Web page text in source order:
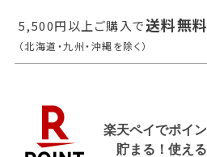
5,500円以上ご購入で送料無料
（北海道・九州・沖縄を除く）